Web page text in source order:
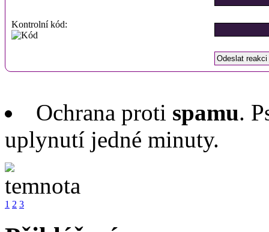
Kontrolní kód:
Ochrana proti spamu.
uplynutí jedné minuty.
1 2 3